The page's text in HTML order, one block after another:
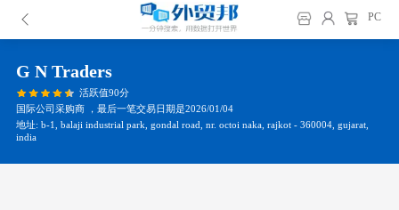
PC
G N Traders
活跃值90分
国际公司采购商 ，最后一笔交易日期是2026/01/04
地址: b-1, balaji industrial park, gondal road, nr. octoi naka, rajkot - 360004, gujarat,
india